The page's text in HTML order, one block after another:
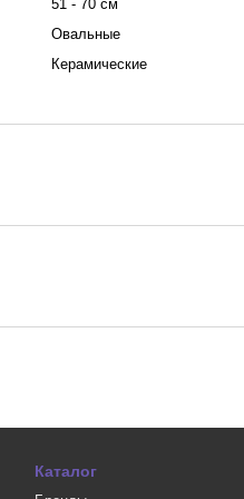
51 - 70 см
Овальные
Керамические
Каталог